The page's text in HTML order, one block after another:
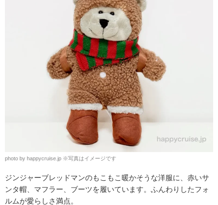
photo by happycruise.jp ※写真はイメージです
ジンジャーブレッドマンのもこもこ暖かそうな洋服に、赤いサ
ンタ帽、マフラー、ブーツを履いています。ふんわりしたフォ
ルムが愛らしさ満点。